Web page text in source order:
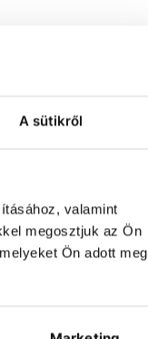
A sütikről
valamint
megosztjuk az Ön
Ön adott meg